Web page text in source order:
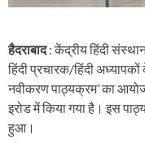
हैदराबाद: केंद्रीय हिंदी
हिंदी प्रचारक/हिंदी
नवीकरण पाठ्यक्रम’ का
इरोड में किया गया है। इस
हुआ।